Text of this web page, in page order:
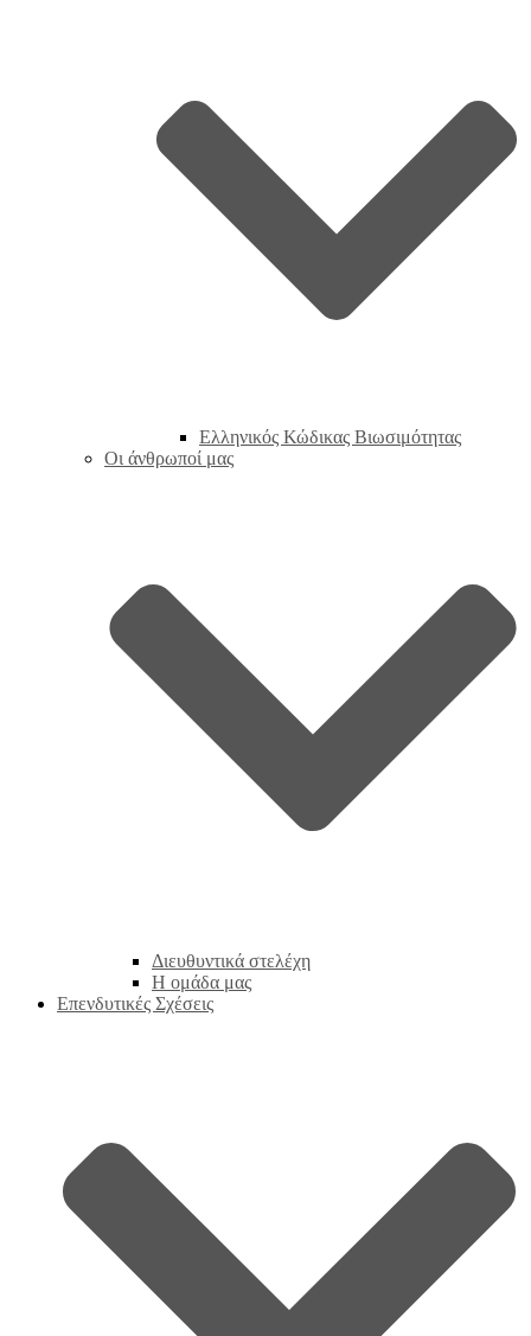
Ελληνικός Κώδικας Βιωσιμότητας
Οι άνθρωποί μας
Διευθυντικά στελέχη
Η ομάδα μας
Επενδυτικές Σχέσεις